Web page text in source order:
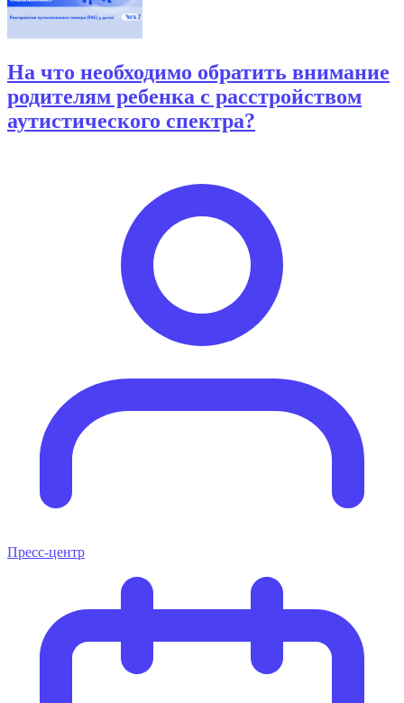
На что необходимо обратить внимание
родителям ребенка с расстройством
аутистического спектра?
Пресс-центр